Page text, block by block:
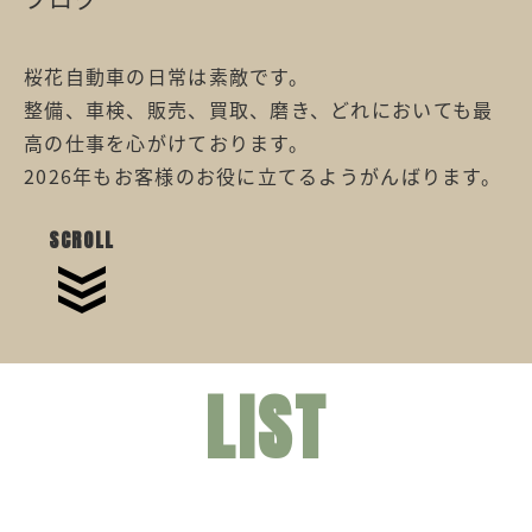
桜花自動車の日常は素敵です。
整備、車検、販売、買取、磨き、どれにおいても最
高の仕事を心がけております。
2026年もお客様のお役に立てるようがんばります。
SCROLL
LIST